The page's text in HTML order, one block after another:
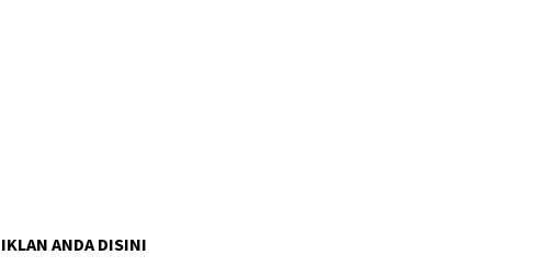
IKLAN ANDA DISINI